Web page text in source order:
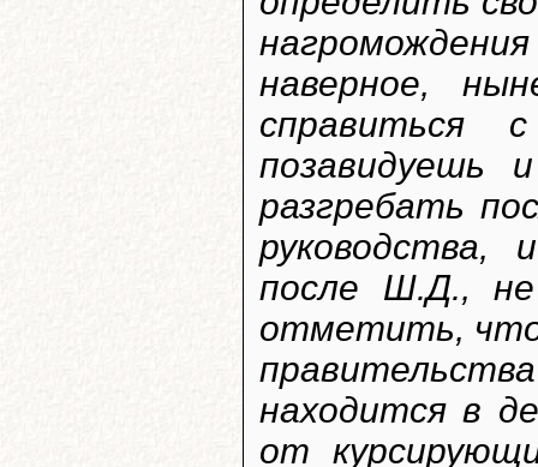
наверное,
справиться
разгребать
после Ш.Д.,
отметить, что
находится в
от